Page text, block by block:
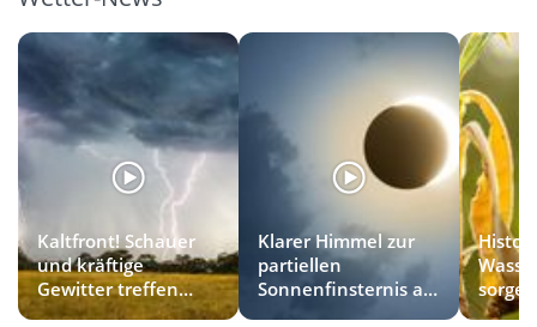
Kaltfront! Schauer
und kräftige
Gewitter treffen
diese Regionen
Klarer Himmel zur
partiellen
Sonnenfinsternis am
zum